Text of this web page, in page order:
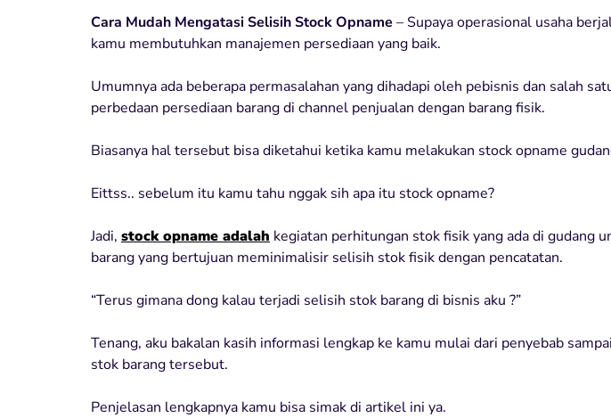
Cara Mudah Mengatasi Selisih Stock Opname – Supaya operasional usaha
kamu membutuhkan manajemen persediaan yang baik.
Umumnya ada beberapa permasalahan yang dihadapi oleh pebisnis dan salah
perbedaan persediaan barang di channel penjualan dengan barang fisik.
Biasanya hal tersebut bisa diketahui ketika kamu melakukan stock opname
Eittss.. sebelum itu kamu tahu nggak sih apa itu stock opname?
Jadi, stock opname adalah kegiatan perhitungan stok fisik yang ada di gudang
barang yang bertujuan meminimalisir selisih stok fisik dengan pencatatan.
“Terus gimana dong kalau terjadi selisih stok barang di bisnis aku ?”
Tenang, aku bakalan kasih informasi lengkap ke kamu mulai dari penyebab
stok barang tersebut.
Penjelasan lengkapnya kamu bisa simak di artikel ini ya.